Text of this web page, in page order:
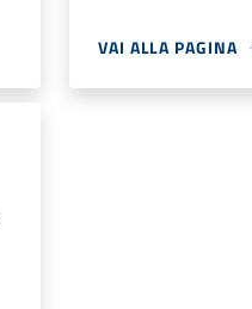
VAI ALLA PAGINA